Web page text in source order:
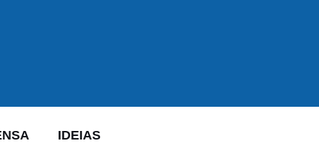
IDEIAS